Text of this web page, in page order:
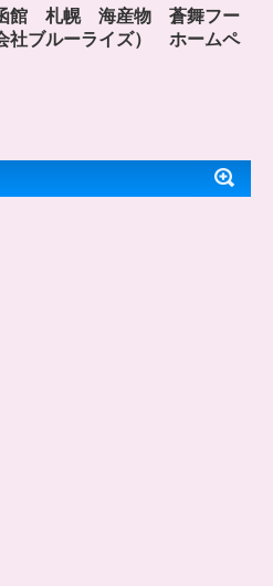
館 札幌 海産物 蒼舞フー
社ブルーライズ） ホームペ